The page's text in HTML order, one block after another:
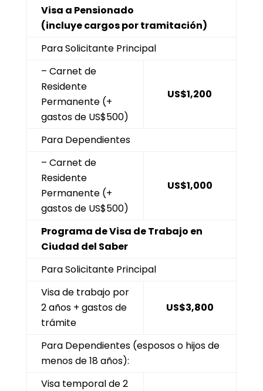
Visa a Pensionado
(incluye cargos por tramitación)
Para Solicitante Principal
– Carnet de
Residente
Permanente (+
gastos de US$500)
US$1,200
Para Dependientes
– Carnet de
Residente
Permanente (+
gastos de US$500)
US$1,000
Programa de Visa de Trabajo en
Ciudad del Saber
Para Solicitante Principal
Visa de trabajo por
2 años + gastos de
trámite
US$3,800
Para Dependientes (esposos o hijos de
menos de 18 años):
Visa temporal de 2